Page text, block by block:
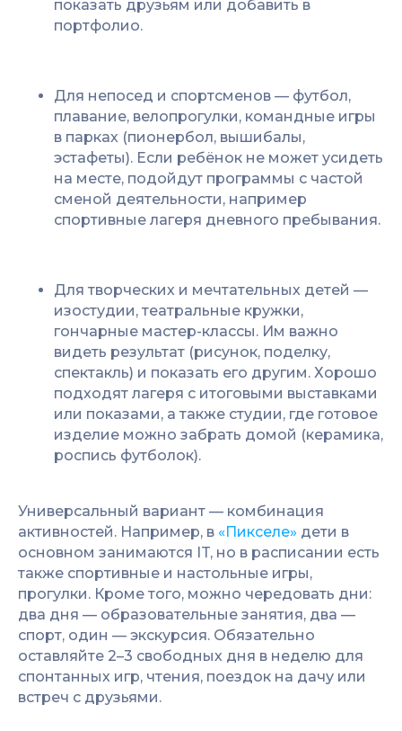
показать друзьям или добавить в
портфолио.
Для непосед и спортсменов — футбол,
плавание, велопрогулки, командные игры
в парках (пионербол, вышибалы,
эстафеты). Если ребёнок не может усидеть
на месте, подойдут программы с частой
сменой деятельности, например
спортивные лагеря дневного пребывания.
Для творческих и мечтательных детей —
изостудии, театральные кружки,
гончарные мастер-классы. Им важно
видеть результат (рисунок, поделку,
спектакль) и показать его другим. Хорошо
подходят лагеря с итоговыми выставками
или показами, а также студии, где готовое
изделие можно забрать домой (керамика,
роспись футболок).
Универсальный вариант — комбинация
активностей. Например, в «Пикселе» дети в
основном занимаются IT, но в расписании есть
также спортивные и настольные игры,
прогулки. Кроме того, можно чередовать дни:
два дня — образовательные занятия, два —
спорт, один — экскурсия. Обязательно
оставляйте 2–3 свободных дня в неделю для
спонтанных игр, чтения, поездок на дачу или
встреч с друзьями.